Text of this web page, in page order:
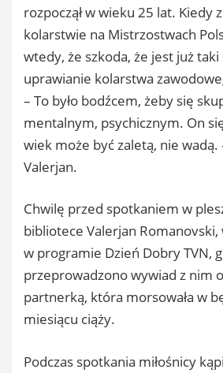
rozpoczął w wieku 25 lat. Kiedy
kolarstwie na Mistrzostwach
wtedy, że szkoda, że jest już taki
uprawianie kolarstwa
– To było bodźcem, żeby się
mentalnym, psychicznym. On
wiek może być zaletą, nie wadą.
Valerjan.
Chwilę przed spotkaniem w
bibliotece Valerjan Romanovski,
w programie Dzień Dobry TVN,
przeprowadzono wywiad z nim
partnerką, która morsowała w
miesiącu ciąży.
Podczas spotkania miłośnicy